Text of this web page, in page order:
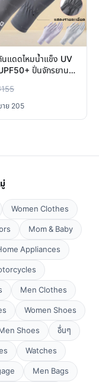
แดดไหมน้ำแข็ง UV
ปั่นจักรยาน
รมกลางแจ้ง
าย 205
Women Clothes
Mom & Baby
Appliances
Men Clothes
Women Shoes
Shoes
อื่นๆ
Watches
Men Bags